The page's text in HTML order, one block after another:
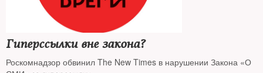
Гиперссылки вне закона?
Роскомнадзор обвинил The New Times в нарушении Закона «О